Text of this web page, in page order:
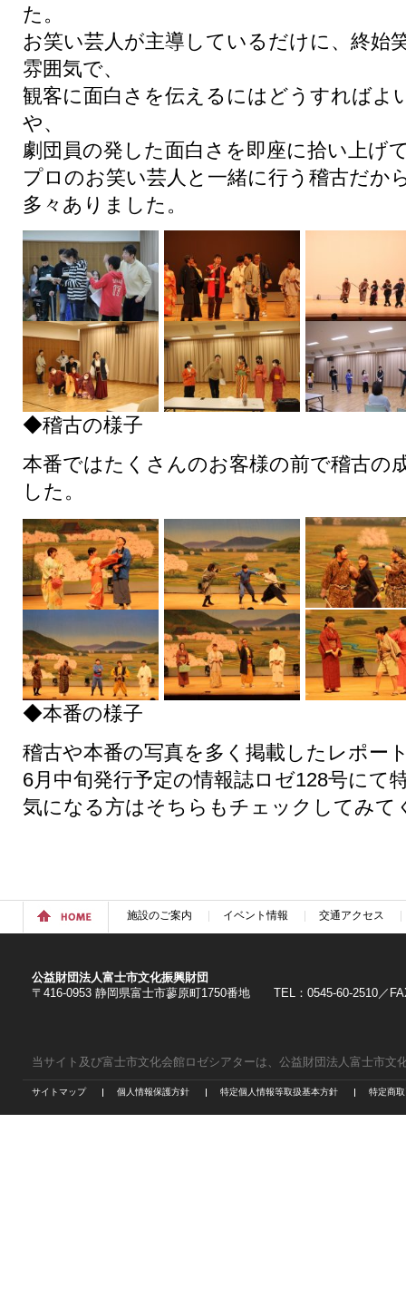
た。
お笑い芸人が主導しているだけに、終始
雰囲気で、
観客に面白さを伝えるにはどうすればよ
や、
劇団員の発した面白さを即座に拾い上げ
プロのお笑い芸人と一緒に行う稽古だか
多々ありました。
◆稽古の様子
本番ではたくさんのお客様の前で稽古の
した。
◆本番の様子
稽古や本番の写真を多く掲載したレポー
6月中旬発行予定の情報誌ロゼ128号にて
気になる方はそちらもチェックしてみて
施設のご案内 イベント情報 交通アクセス
公益財団法人富士市文化振興財団
〒416-0953 静岡県富士市蓼原町1750番地 TEL：0545-60-2510／
当サイト及び富士市文化会館ロゼシアターは、公益財団法人富士市文
サイトマップ 個人情報保護方針 特定個人情報等取扱基本方針 特定商